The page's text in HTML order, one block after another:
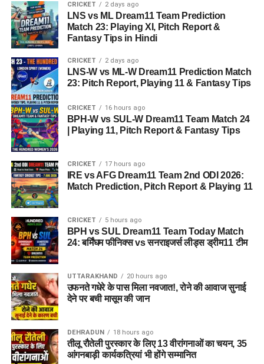
CRICKET 2 days ago
LNS vs ML Dream11 Team Prediction
Match 23: Playing XI, Pitch Report &
Fantasy Tips in Hindi
CRICKET 2 days ago
LNS-W vs ML-W Dream11 Prediction Match
23: Pitch Report, Playing 11 & Fantasy Tips
CRICKET 16 hours ago
BPH-W vs SUL-W Dream11 Team Match 24
| Playing 11, Pitch Report & Fantasy Tips
CRICKET 17 hours ago
IRE vs AFG Dream11 Team 2nd ODI 2026:
Match Prediction, Pitch Report & Playing 11
CRICKET 5 hours ago
BPH vs SUL Dream11 Team Today Match
24: बर्मिंघम फीनिक्स vs सनराइजर्स लीड्स ड्रीम11 टीम
UTTARAKHAND 20 hours ago
उफनते गधेरे के पास मिला नवजात!, रोने की आवाज सुनाई
देने पर बची मासूम की जान
DEHRADUN 18 hours ago
तीलू रौतेली पुरस्कार के लिए 13 वीरांगनाओं का चयन, 35
आंगनबाड़ी कार्यकत्रियां भी होंगे सम्मानित